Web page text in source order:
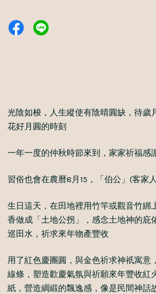
光陰如梭，人生縱使有陰晴圓缺，待歲
花好月圓的時刻
一年一度的仲秋時節來到，家家祈福感
習俗也會在農曆8月15，「伯公」(客家
生日這天，在田地裡用竹竿或觀音竹綁
香做成「土地公拐」，感念土地神的庇
巡田水，祈求來年物產豐收
用了紅色慶團圓，與金色祈求神祇寓意
線條，塑造歡慶氣氛與祈願來年豐收紅
紙，營造綢緞的飄逸感，像是民間神話